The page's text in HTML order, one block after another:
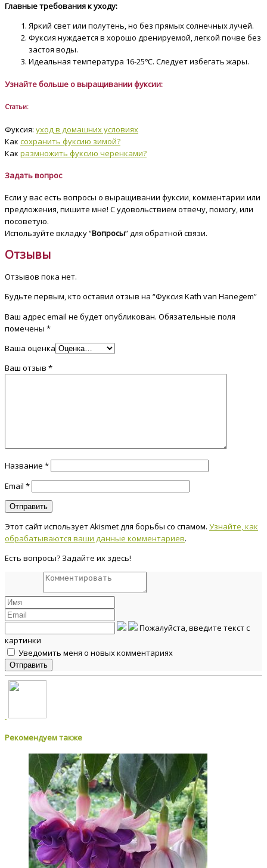
Главные требования к уходу:
Яркий свет или полутень, но без прямых солнечных лучей.
Фуксия нуждается в хорошо дренируемой, легкой почве без
застоя воды.
Идеальная температура 16-25℃. Следует избегать жары.
Узнайте больше о выращивании фуксии:
Статьи:
Фуксия: уход в домашних условиях
Как сохранить фуксию зимой?
Как размножить фуксию черенками?
Задать вопрос
Если у вас есть вопросы о выращивании фуксии, комментарии или
предложения, пишите мне! С удовольствием отвечу, помогу, или
посоветую.
Используйте вкладку “Вопросы” для обратной связи.
Отзывы
Отзывов пока нет.
Будьте первым, кто оставил отзыв на “Фуксия Kath van Hanegem”
Ваш адрес email не будет опубликован. Обязательные поля
помечены *
Ваша оценка
Ваш отзыв *
Название *
Email *
Этот сайт использует Akismet для борьбы со спамом. Узнайте, как
обрабатываются ваши данные комментариев.
Есть вопросы? Задайте их здесь!
Пожалуйста, введите текст с
картинки
Уведомить меня о новых комментариях
Рекомендуем также